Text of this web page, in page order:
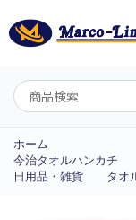
ホーム
今治タオルハンカチ
日用品・雑貨
タオ
ようこそ